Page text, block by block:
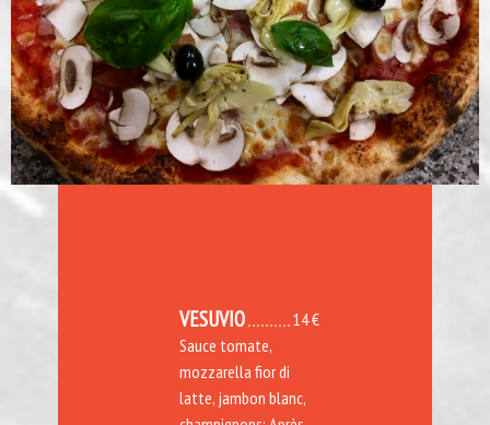
14 €
VESUVIO
Sauce tomate,
mozzarella fior di
latte, jambon blanc,